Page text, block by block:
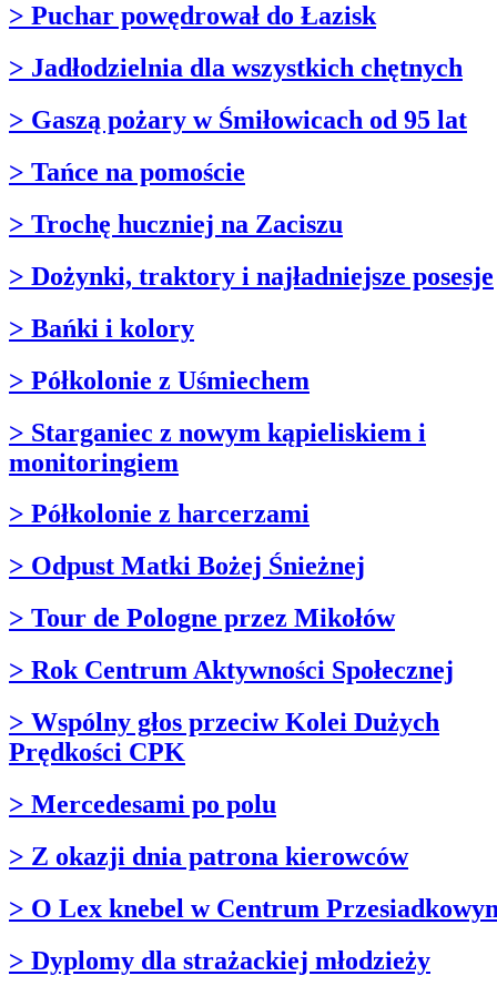
> Puchar powędrował do Łazisk
> Jadłodzielnia dla wszystkich chętnych
> Gaszą pożary w Śmiłowicach od 95 lat
> Tańce na pomoście
> Trochę huczniej na Zaciszu
> Dożynki, traktory i najładniejsze posesje
> Bańki i kolory
> Półkolonie z Uśmiechem
> Starganiec z nowym kąpieliskiem i
monitoringiem
> Półkolonie z harcerzami
> Odpust Matki Bożej Śnieżnej
> Tour de Pologne przez Mikołów
> Rok Centrum Aktywności Społecznej
> Wspólny głos przeciw Kolei Dużych
Prędkości CPK
> Mercedesami po polu
> Z okazji dnia patrona kierowców
> O Lex knebel w Centrum
> Dyplomy dla strażackiej młodzieży